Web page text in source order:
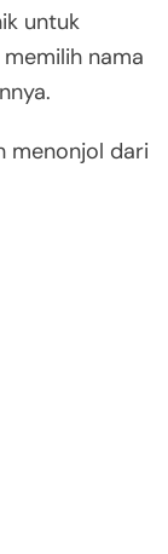
untuk
nama
menonjol dari